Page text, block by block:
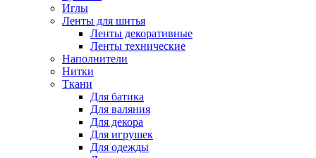
Иглы
Ленты для шитья
Ленты декоративные
Ленты технические
Наполнители
Нитки
Ткани
Для батика
Для валяния
Для декора
Для игрушек
Для одежды